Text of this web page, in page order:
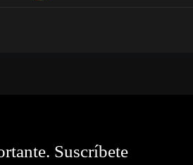
Suscríbete